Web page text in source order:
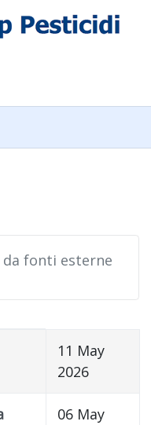
fonti esterne
11 May
2026
06 May